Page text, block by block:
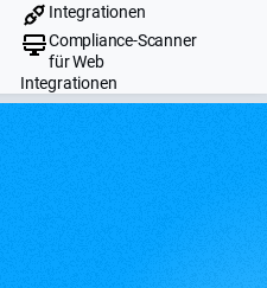
Integrationen
Compliance-Scanner
für Web
Integrationen